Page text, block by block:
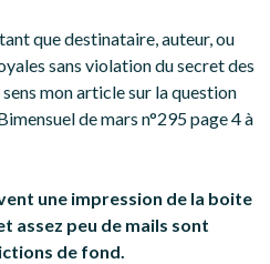
que destinataire, auteur, ou
sans violation du secret des
mon article sur la question
de mars n°295 page 4 à
une impression de la boite
assez peu de mails sont
de fond.